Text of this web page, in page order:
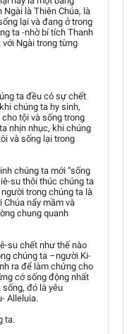
là Thiên Chúa, là
lại và đang ở trong
ta -nhờ bí tích Thanh
với Ngài trong từng
ta đều có sự chết
chúng ta hy sinh,
tội và sống trong
nhịn nhục, khi chúng
và sống lại trong
chúng ta mới “sống
su thôi thúc chúng ta
trong chúng ta là
nẩy mầm và
chung quanh
su chết như thế nào
chúng ta –người Ki-
ra để làm chứng cho
cớ sống động nhất
đó là yêu
Alleluia.
ta.